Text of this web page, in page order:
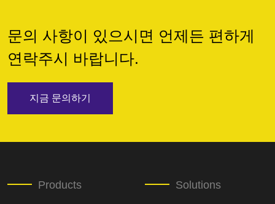
문의 사항이 있으시면 언제든 편하게
연락주시 바랍니다.
지금 문의하기
Products Solutions